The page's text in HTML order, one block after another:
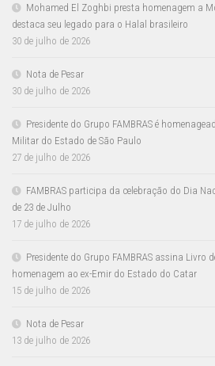
Mohamed El Zoghbi presta homenagem a
destaca seu legado para o Halal brasileiro
30 de julho de 2026
Nota de Pesar
30 de julho de 2026
Presidente do Grupo FAMBRAS é
Militar do Estado de São Paulo
27 de julho de 2026
FAMBRAS participa da celebração do Dia
de 23 de Julho
17 de julho de 2026
Presidente do Grupo FAMBRAS assina Livro
homenagem ao ex-Emir do Estado do Catar
15 de julho de 2026
Nota de Pesar
13 de julho de 2026